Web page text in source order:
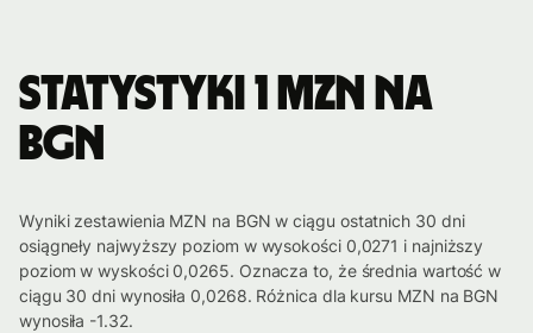
Statystyki 1 MZN na
BGN
Wyniki zestawienia MZN na BGN w ciągu ostatnich 30 dni
osiągneły najwyższy poziom w wysokości 0,0271 i najniższy
poziom w wyskości 0,0265. Oznacza to, że średnia wartość w
ciągu 30 dni wynosiła 0,0268. Różnica dla kursu MZN na BGN
wynosiła -1.32.